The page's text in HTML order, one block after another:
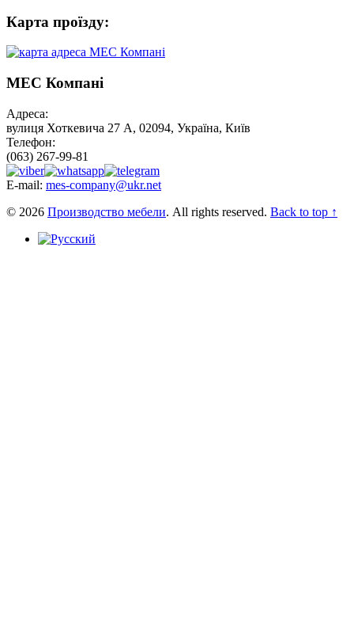
Карта проїзду:
МЕС Компані
Адреса:
вулиця Хоткевича 27 А, 02094, Україна, Київ
Телефон:
(063) 267-99-81
E-mail: mes-company@ukr.net
© 2026 Производство мебели. All rights reserved. Back to top ↑